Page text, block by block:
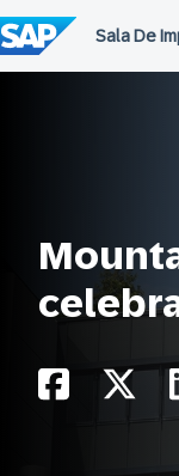
para
o
conteúdo